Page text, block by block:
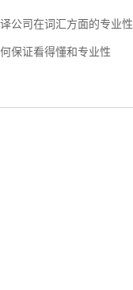
公司在词汇方面的专业性
保证看得懂和专业性